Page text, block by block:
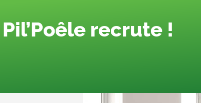
Pil’Poêle recrute !